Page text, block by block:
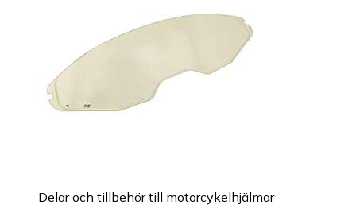
Delar och tillbehör till motorcykelhjälmar